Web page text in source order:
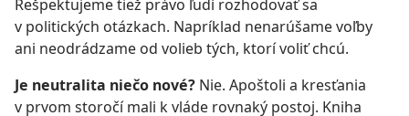
Rešpektujeme tiež právo ľudí rozhodovať sa
v politických otázkach. Napríklad nenarúšame voľby
ani neodrádzame od volieb tých, ktorí voliť chcú.
Je neutralita niečo nové? Nie. Apoštoli a kresťania
v prvom storočí mali k vláde rovnaký postoj. Kniha